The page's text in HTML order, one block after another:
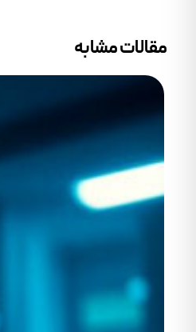
مقالات مشابه